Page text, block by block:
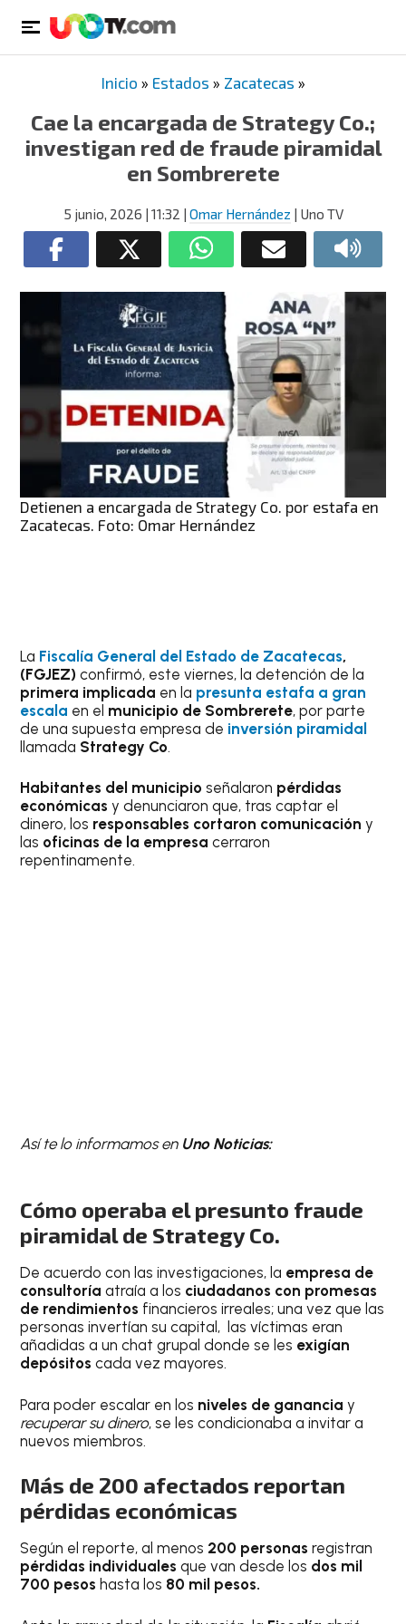
Inicio » Estados » Zacatecas »
Cae la encargada de Strategy Co.;
investigan red de fraude piramidal
en Sombrerete
5 junio, 2026 | 11:32 | Omar Hernández | Uno TV
Detienen a encargada de Strategy Co. por estafa en
Zacatecas. Foto: Omar Hernández
La Fiscalía General del Estado de Zacatecas,
(FGJEZ) confirmó, este viernes, la detención de la
primera implicada en la presunta estafa a gran
escala en el municipio de Sombrerete, por parte
de una supuesta empresa de inversión piramidal
llamada Strategy Co.
Habitantes del municipio señalaron pérdidas
económicas y denunciaron que, tras captar el
dinero, los responsables cortaron comunicación y
las oficinas de la empresa cerraron
repentinamente.
Así te lo informamos en Uno Noticias:
Cómo operaba el presunto fraude
piramidal de Strategy Co.
De acuerdo con las investigaciones, la empresa de
consultoría atraía a los ciudadanos con promesas
de rendimientos financieros irreales; una vez que las
personas invertían su capital, las víctimas eran
añadidas a un chat grupal donde se les exigían
depósitos cada vez mayores.
Para poder escalar en los niveles de ganancia y
recuperar su dinero, se les condicionaba a invitar a
nuevos miembros.
Más de 200 afectados reportan
pérdidas económicas
Según el reporte, al menos 200 personasregistran
pérdidas individuales que van desde los dos mil
700 pesos hasta los 80 mil pesos.